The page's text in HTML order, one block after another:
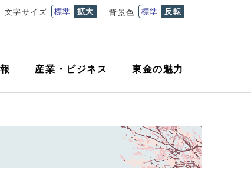
文字サイズ 標準 拡大 背景色 標準 反転
産業 ・ ビジネス 東金の魅力